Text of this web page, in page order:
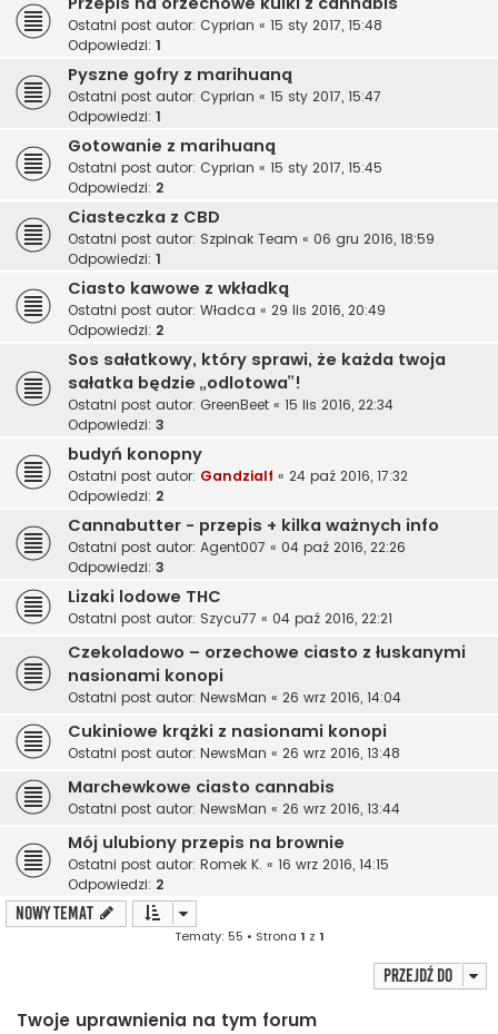
Ostatni post autor: Cyprian « 15 sty 2017, 15:48
Odpowiedzi: 1
Pyszne gofry z marihuaną
Ostatni post autor: Cyprian « 15 sty 2017, 15:47
Odpowiedzi: 1
Gotowanie z marihuaną
Ostatni post autor: Cyprian « 15 sty 2017, 15:45
Odpowiedzi: 2
Ciasteczka z CBD
Ostatni post autor: Szpinak Team « 06 gru 2016, 18:59
Odpowiedzi: 1
Ciasto kawowe z wkładką
Ostatni post autor: Władca « 29 lis 2016, 20:49
Odpowiedzi: 2
Sos sałatkowy, który sprawi, że każda twoja
sałatka będzie „odlotowa”!
Ostatni post autor: GreenBeet « 15 lis 2016, 22:34
Odpowiedzi: 3
budyń konopny
Ostatni post autor: Gandzialf « 24 paź 2016, 17:32
Odpowiedzi: 2
Cannabutter - przepis + kilka ważnych info
Ostatni post autor: Agent007 « 04 paź 2016, 22:26
Odpowiedzi: 3
Lizaki lodowe THC
Ostatni post autor: Szycu77 « 04 paź 2016, 22:21
Czekoladowo – orzechowe ciasto z łuskanymi
nasionami konopi
Ostatni post autor: NewsMan « 26 wrz 2016, 14:04
Cukiniowe krążki z nasionami konopi
Ostatni post autor: NewsMan « 26 wrz 2016, 13:48
Marchewkowe ciasto cannabis
Ostatni post autor: NewsMan « 26 wrz 2016, 13:44
Mój ulubiony przepis na brownie
Ostatni post autor: Romek K. « 16 wrz 2016, 14:15
Odpowiedzi: 2
NOWY TEMAT
Tematy: 55 • Strona 1 z 1
Przejdź do
Twoje uprawnienia na tym forum